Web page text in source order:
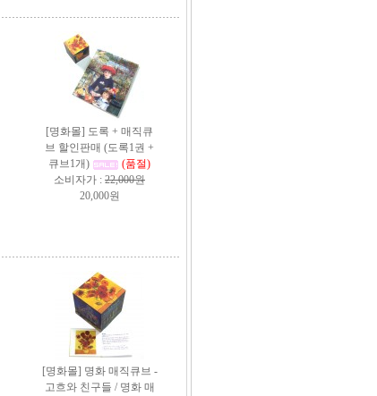
[명화몰] 도록 + 매직큐
브 할인판매 (도록1권 +
큐브1개)
(품절)
소비자가 : 22,000원
20,000원
[명화몰] 명화 매직큐브 -
고흐와 친구들 / 명화 매